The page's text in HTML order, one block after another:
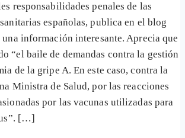
responsabilidades penales de las
españolas, publica en el blog
información interesante. Aprecia que
“el baile de demandas contra la gestión
de la gripe A. En este caso, contra la
Ministra de Salud, por las reacciones
por las vacunas utilizadas para
[…]